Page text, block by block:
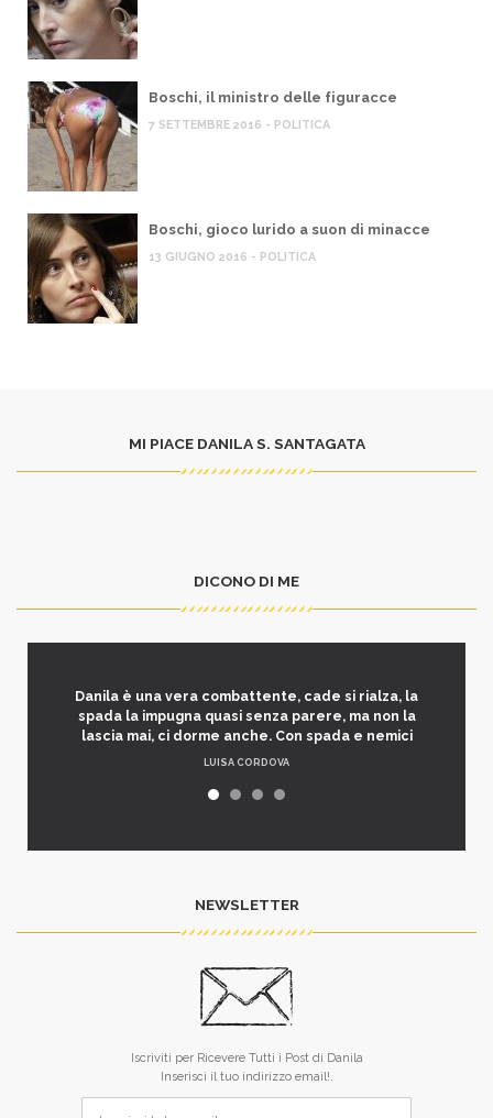
Boschi, il ministro delle figuracce
7 SETTEMBRE 2016 - POLITICA
Boschi, gioco lurido a suon di minacce
13 GIUGNO 2016 - POLITICA
MI PIACE DANILA S. SANTAGATA
DICONO DI ME
Danila è una vera combattente, cade si rialza, la
spada la impugna quasi senza parere, ma non la
lascia mai, ci dorme anche. Con spada e nemici
LUISA CORDOVA
NEWSLETTER
Iscriviti per Ricevere Tutti i Post di Danila
Inserisci il tuo indirizzo email!.